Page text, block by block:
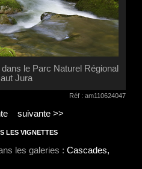
le Parc Naturel Régional
Jura
Réf : am110624047
suivante >>
LES VIGNETTES
les galeries : Cascades,